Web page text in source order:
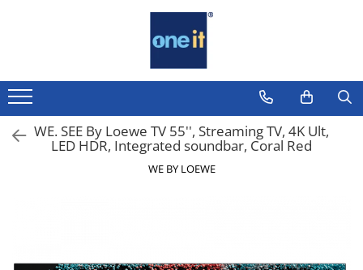
Laptop, Tablete & Telefoane
Laptop / Notebook
Notebook Consumer
Telefoane & accesorii
WE. SEE By Loewe TV 55'', Streaming TV, 4K Ult,
LED HDR, Integrated soundbar, Coral Red
WE BY LOEWE